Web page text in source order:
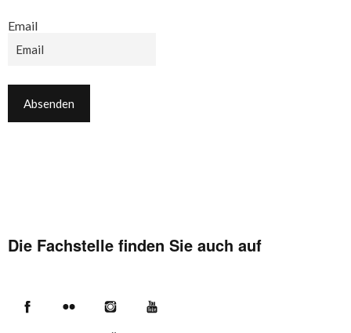
Email
Die Fachstelle finden Sie auch auf